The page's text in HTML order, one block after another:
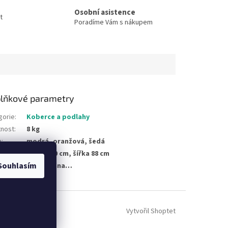
Osobní asistence
Poradíme Vám s nákupem
parametry
:
Koberce a podlahy
:
8 kg
:
modrá, oranžová, šedá
:
délka 160 cm, šířka 88 cm
byla vyprodána…
Vytvořil Shoptet